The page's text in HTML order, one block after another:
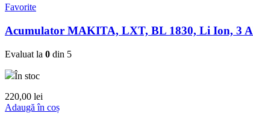
Favorite
Acumulator MAKITA, LXT, BL 1830, Li Ion, 3
Evaluat la 0 din 5
În stoc
220,00 lei
Adaugă în coș